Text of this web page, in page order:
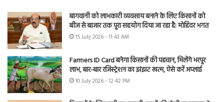
बागवानी को लाभकारी व्यवसाय बनाने के लिए किसानों को
बीज से बाजार तक पूरा सहयोग दिया जा रहा है: मोहिंदर भगत
15 July 2026 - 11:43 AM
Farmers ID Card बनेगा किसानों की पहचान, मिलेंगे भरपूर
लाभ, बार-बार रजिस्ट्रेशन का झंझट खत्म, ऐसे करें अप्लाई
10 July 2026 - 12:42 PM